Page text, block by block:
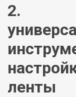
2.
ленты